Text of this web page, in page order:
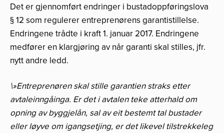
Det er gjennomført endringer i bustadoppføringslova
§ 12 som regulerer entreprenørens garantistillelse.
Endringene trådte i kraft 1. januar 2017. Endringene
medfører en klargjøring av når garanti skal stilles, jfr.
nytt andre ledd.
\»Entreprenøren skal stille garantien straks etter
avtaleinngåinga. Er det i avtalen teke atterhald om
opning av byggjelån, sal av eit bestemt tal bustader
eller løyve om igangsetjing, er det likevel tilstrekkeleg